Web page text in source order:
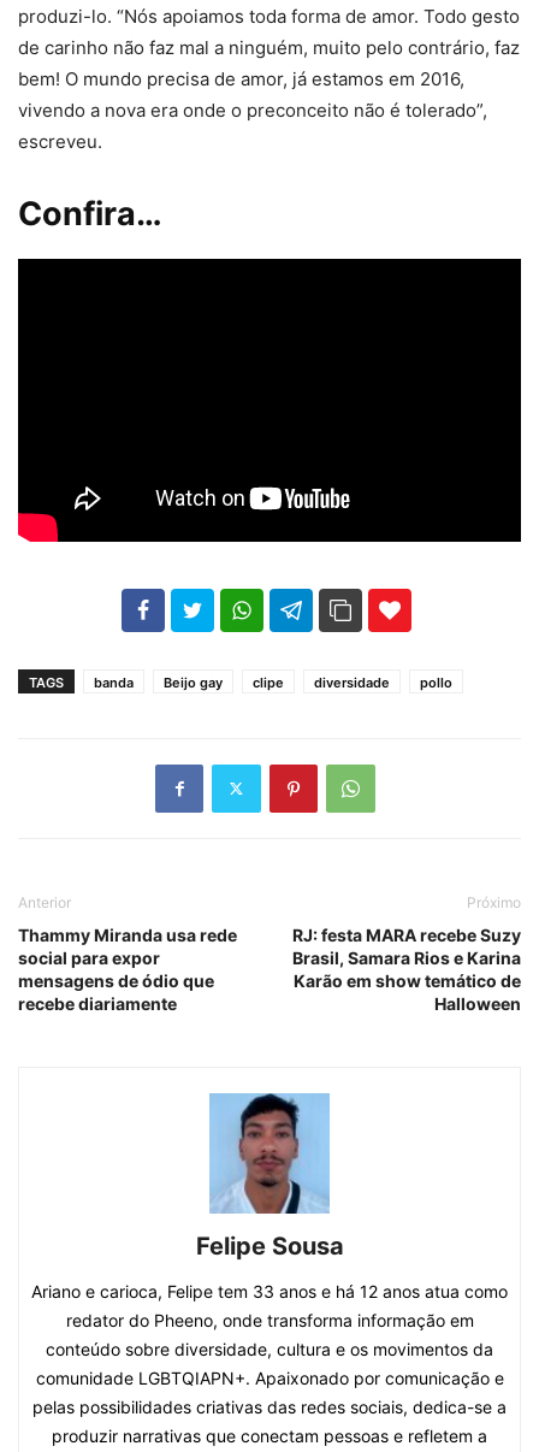
produzi-lo. “Nós apoiamos toda forma de amor. Todo gesto
de carinho não faz mal a ninguém, muito pelo contrário, faz
bem! O mundo precisa de amor, já estamos em 2016,
vivendo a nova era onde o preconceito não é tolerado”,
escreveu.
Confira…
102 35
TAGS banda Beijo gay clipe diversidade pollo
Anterior
Thammy Miranda usa rede
social para expor
mensagens de ódio que
recebe diariamente
Próximo
RJ: festa MARA recebe Suzy
Brasil, Samara Rios e Karina
Karão em show temático de
Halloween
Felipe Sousa
Ariano e carioca, Felipe tem 33 anos e há 12 anos atua como
redator do Pheeno, onde transforma informação em
conteúdo sobre diversidade, cultura e os movimentos da
comunidade LGBTQIAPN+. Apaixonado por comunicação e
pelas possibilidades criativas das redes sociais, dedica-se a
produzir narrativas que conectam pessoas e refletem a